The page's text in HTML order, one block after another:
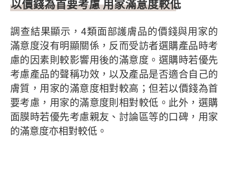
以價錢為首要考慮 用家滿意度較低
調查結果顯示，4類面部護膚品的價錢與用家的
滿意度沒有明顯關係，反而受訪者選購產品時考
慮的因素則較影響用後的滿意度。選購時若優先
考慮產品的聲稱功效，以及產品是否適合自己的
膚質，用家的滿意度相對較高；但若以價錢為首
要考慮，用家的滿意度則相對較低。此外，選購
面膜時若優先考慮親友、討論區等的口碑，用家
的滿意度亦相對較低。